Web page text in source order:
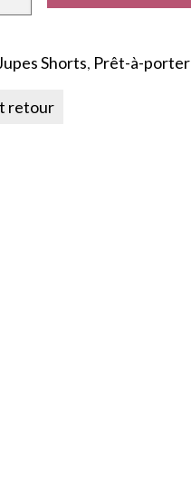
Shorts, Prêt-à-porter
retour